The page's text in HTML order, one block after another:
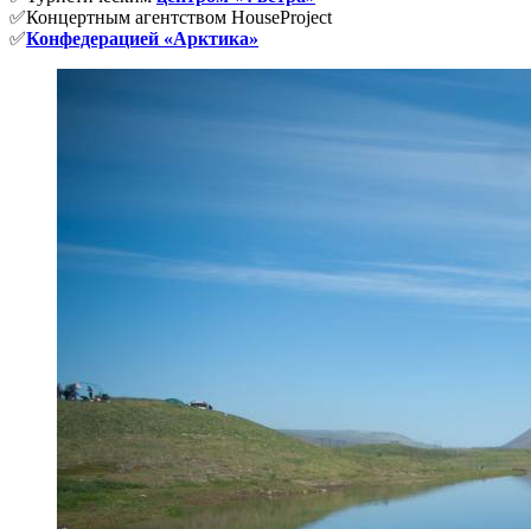
✅Концертным агентством HouseProject
✅Конфедерацией «Арктика»